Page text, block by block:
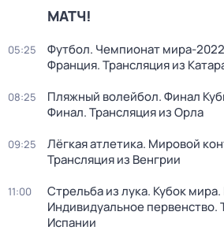
МАТЧ!
05:25
Футбол. Чемпионат мира-
Франция. Трансляция из
08:25
Пляжный волейбол. Финал
Финал. Трансляция из Орла
09:25
Лёгкая атлетика. Мировой
Трансляция из Венгрии
11:00
Стрельба из лука. Кубок мира.
Индивидуальное первенство.
Испании